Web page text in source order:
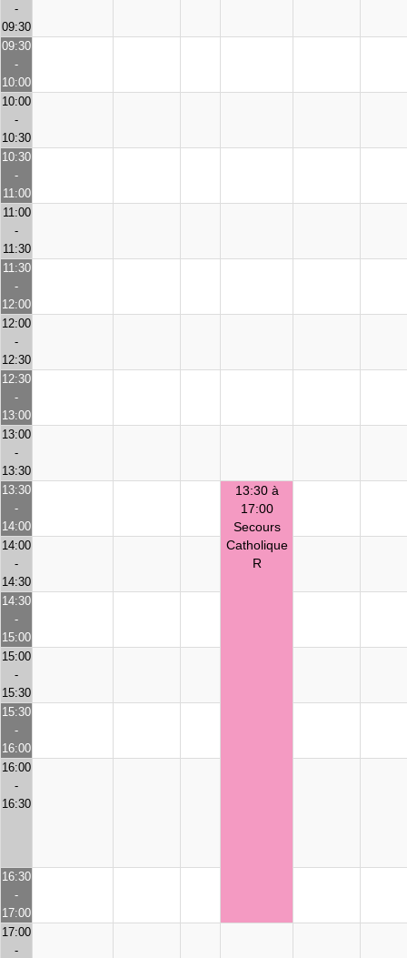
-
09:30
09:30
-
10:00
10:00
-
10:30
10:30
-
11:00
11:00
-
11:30
11:30
-
12:00
12:00
-
12:30
12:30
-
13:00
13:00
-
13:30
13:30
-
14:00
13:30 à
17:00
Secours
Catholique
R
14:00
-
14:30
14:30
-
15:00
15:00
-
15:30
15:30
-
16:00
16:00
-
16:30
16:30
-
17:00
17:00
-